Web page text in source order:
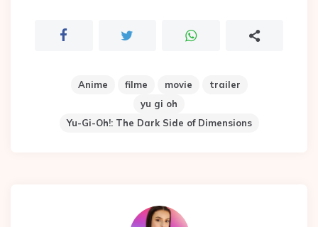
Anime filme movie
trailer
yu gi oh
Yu-Gi-Oh!: The Dark Side of Dimensions